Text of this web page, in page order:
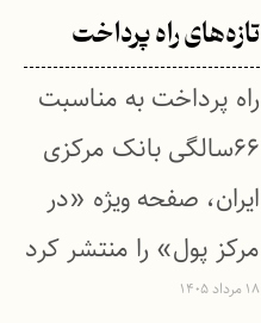
تازه‌های راه پرداخت
راه پرداخت به مناسبت
۶۶سالگی بانک مرکزی
ایران، صفحه ویژه «در
مرکز پول» را منتشر کرد
۱۸ مرداد ۱۴۰۵